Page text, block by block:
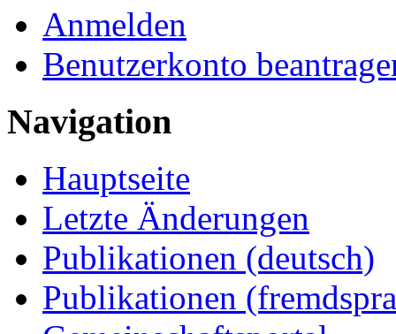
Anmelden
Benutzerkonto
Navigation
Hauptseite
Letzte Änderungen
Publikationen (deutsch)
Publikationen